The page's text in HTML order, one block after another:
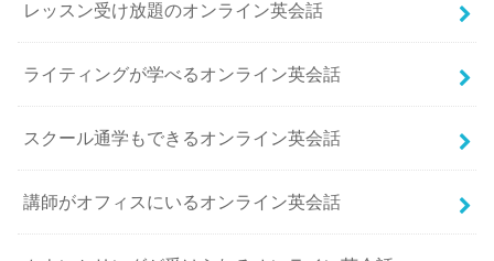
レッスン受け放題のオンライン英会話
ライティングが学べるオンライン英会話
スクール通学もできるオンライン英会話
講師がオフィスにいるオンライン英会話